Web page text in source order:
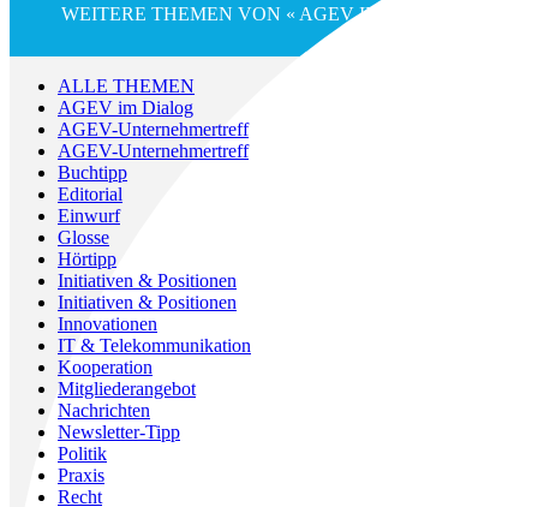
WEITERE THEMEN VON « AGEV IM DIALOG »
ALLE THEMEN
AGEV im Dialog
AGEV-Unternehmertreff
AGEV-Unternehmertreff
Buchtipp
Editorial
Einwurf
Glosse
Hörtipp
Initiativen & Positionen
Initiativen & Positionen
Innovationen
IT & Telekommunikation
Kooperation
Mitgliederangebot
Nachrichten
Newsletter-Tipp
Politik
Praxis
Recht